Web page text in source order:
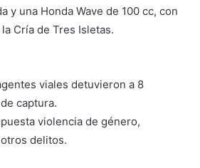
y una Honda Wave de 100 cc, con
Cría de Tres Isletas.
viales detuvieron a 8
captura.
violencia de género,
delitos.